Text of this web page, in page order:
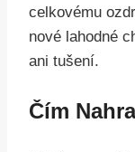
celkovému
nové lahodné
ani tušení.
Čím